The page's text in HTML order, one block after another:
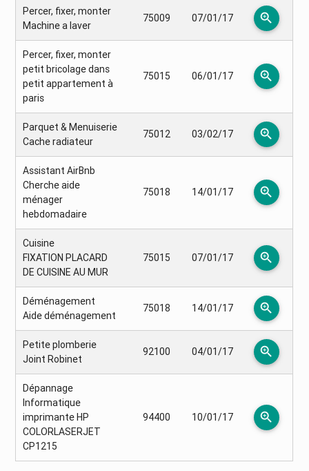
Percer, fixer, monter
Machine a laver
75009 07/01/17 zoom_in
Percer, fixer, monter
petit bricolage dans
petit appartement à
paris
75015 06/01/17 zoom_in
Parquet & Menuiserie
Cache radiateur
75012 03/02/17 zoom_in
Assistant AirBnb
Cherche aide
ménager
hebdomadaire
75018 14/01/17 zoom_in
Cuisine
FIXATION PLACARD
DE CUISINE AU MUR
75015 07/01/17 zoom_in
Déménagement
Aide déménagement
75018 14/01/17 zoom_in
Petite plomberie
Joint Robinet
92100 04/01/17 zoom_in
Dépannage
Informatique
imprimante HP
COLORLASERJET
CP1215
94400 10/01/17 zoom_in